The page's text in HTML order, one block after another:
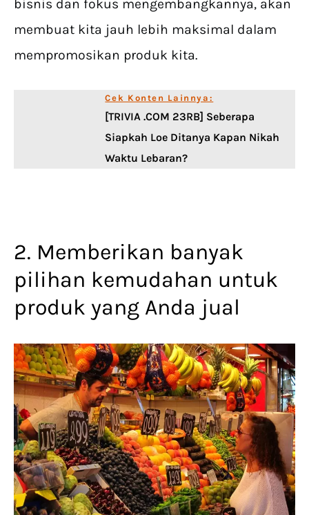
bisnis dan fokus mengembangkannya, akan
membuat kita jauh lebih maksimal dalam
mempromosikan produk kita.
Cek Konten Lainnya:
[TRIVIA .COM 23RB] Seberapa
Siapkah Loe Ditanya Kapan Nikah
Waktu Lebaran?
2. Memberikan banyak
pilihan kemudahan untuk
produk yang Anda jual